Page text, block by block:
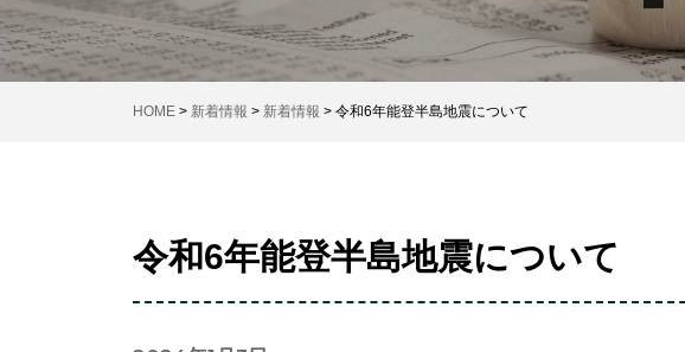
HOME > 新着情報 > 新着情報 > 令和6年能登半島地震について
令和6年能登半島地震について